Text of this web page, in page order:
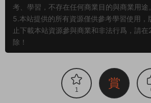
考、學習，不存在任何商業目的與商業用途。
5.本站提供的所有資源僅供參考學習使用，
止下載本站資源參與商業和非法行爲，請
除！
1 賞